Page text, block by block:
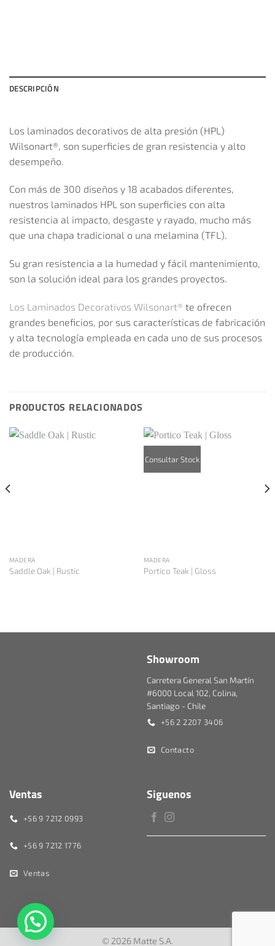
DESCRIPCIÓN
Los laminados decorativos de alta presión (HPL)
Wilsonart®, son superficies de gran resistencia y alto
desempeño.
Con más de 300 diseños y 18 acabados diferentes,
nuestros laminados HPL son superficies con alta
resistencia al impacto, desgaste y rayado, mucho más
que una chapa tradicional o una melamina (TFL).
Su gran resistencia a la humedad y fácil mantenimiento,
son la solución ideal para los grandes proyectos.
Los Laminados Decorativos Wilsonart® te ofrecen
grandes beneficios, por sus características de fabricación
y alta tecnología empleada en cada uno de sus procesos
de producción.
PRODUCTOS RELACIONADOS
MADERA
Saddle Oak | Rustic
Consultar Stock
MADERA
Portico Teak | Gloss
Showroom
Carretera General San Martín
#6000 Local 102, Colina,
Santiago - Chile
+56 2 2207 3406
Contacto
Ventas
+56 9 7212 0993
+56 9 7212 1776
Ventas
Siguenos
© 2026 Matte S.A.